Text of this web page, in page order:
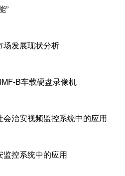
”
场发展现状分析
B车载硬盘录像机
治安视频监控系统中的应用
控系统中的应用